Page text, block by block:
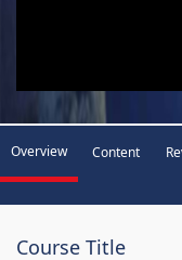
Overview Content
Course Title